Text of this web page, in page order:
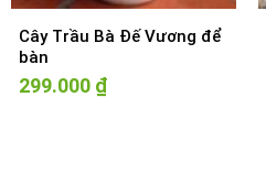
Cây Trầu Bà Đế Vương để
bàn
299.000 ₫